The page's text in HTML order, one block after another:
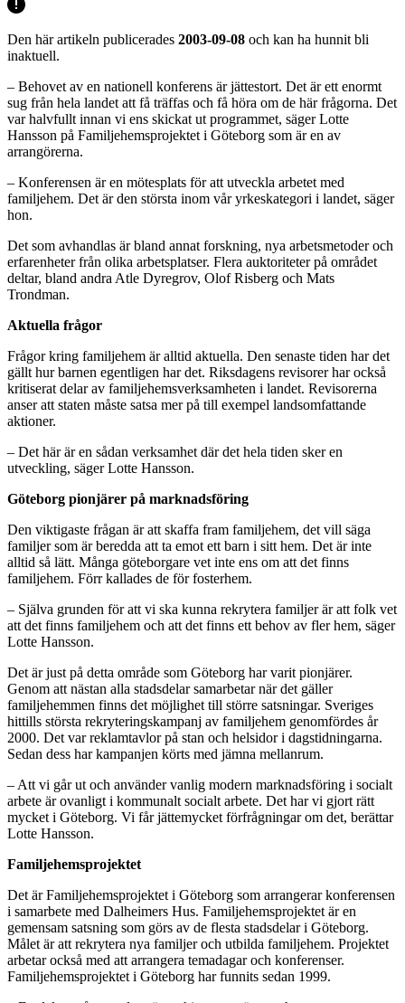
Den här artikeln publicerades 2003-09-08 och kan ha hunnit bli
inaktuell.
– Behovet av en nationell konferens är jättestort. Det är ett enormt
sug från hela landet att få träffas och få höra om de här frågorna. Det
var halvfullt innan vi ens skickat ut programmet, säger Lotte
Hansson på Familjehemsprojektet i Göteborg som är en av
arrangörerna.
– Konferensen är en mötesplats för att utveckla arbetet med
familjehem. Det är den största inom vår yrkeskategori i landet, säger
hon.
Det som avhandlas är bland annat forskning, nya arbetsmetoder och
erfarenheter från olika arbetsplatser. Flera auktoriteter på området
deltar, bland andra Atle Dyregrov, Olof Risberg och Mats
Trondman.
Aktuella frågor
Frågor kring familjehem är alltid aktuella. Den senaste tiden har det
gällt hur barnen egentligen har det. Riksdagens revisorer har också
kritiserat delar av familjehemsverksamheten i landet. Revisorerna
anser att staten måste satsa mer på till exempel landsomfattande
aktioner.
– Det här är en sådan verksamhet där det hela tiden sker en
utveckling, säger Lotte Hansson.
Göteborg pionjärer på marknadsföring
Den viktigaste frågan är att skaffa fram familjehem, det vill säga
familjer som är beredda att ta emot ett barn i sitt hem. Det är inte
alltid så lätt. Många göteborgare vet inte ens om att det finns
familjehem. Förr kallades de för fosterhem.
– Själva grunden för att vi ska kunna rekrytera familjer är att folk vet
att det finns familjehem och att det finns ett behov av fler hem, säger
Lotte Hansson.
Det är just på detta område som Göteborg har varit pionjärer.
Genom att nästan alla stadsdelar samarbetar när det gäller
familjehemmen finns det möjlighet till större satsningar. Sveriges
hittills största rekryteringskampanj av familjehem genomfördes år
2000. Det var reklamtavlor på stan och helsidor i dagstidningarna.
Sedan dess har kampanjen körts med jämna mellanrum.
– Att vi går ut och använder vanlig modern marknadsföring i socialt
arbete är ovanligt i kommunalt socialt arbete. Det har vi gjort rätt
mycket i Göteborg. Vi får jättemycket förfrågningar om det, berättar
Lotte Hansson.
Familjehemsprojektet
Det är Familjehemsprojektet i Göteborg som arrangerar konferensen
i samarbete med Dalheimers Hus. Familjehemsprojektet är en
gemensam satsning som görs av de flesta stadsdelar i Göteborg.
Målet är att rekrytera nya familjer och utbilda familjehem. Projektet
arbetar också med att arrangera temadagar och konferenser.
Familjehemsprojektet i Göteborg har funnits sedan 1999.